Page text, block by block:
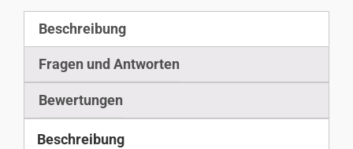
Beschreibung
Fragen und Antworten
Bewertungen
Beschreibung